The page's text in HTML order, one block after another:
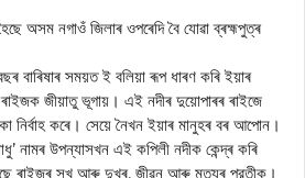
অসম নগাওঁ জিলাৰ ওপৰেদি বৈ যোৱা ব্ৰহ্মপুত্ৰ
বাৰিষাৰ সময়ত ই বলিয়া ৰূপ ধাৰণ কৰি ইয়াৰ
জীয়াতু ভূগায়। এই নদীৰ দুয়োপাৰৰ ৰাইজে
নির্বাহ কৰে। সেয়ে নৈখন ইয়াৰ মানুহৰ বৰ আপোন।
নামৰ উপন্যাসখন এই কপিলী নদীক কেন্দ্ৰ কৰি
ৰাইজৰ সুখ আৰু দুখৰ, জীৱন আৰু মৃত্যুৰ প্রতীক।